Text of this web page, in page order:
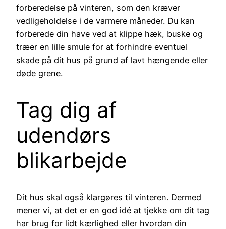
forberedelse på vinteren, som den kræver
vedligeholdelse i de varmere måneder. Du kan
forberede din have ved at klippe hæk, buske og
træer en lille smule for at forhindre eventuel
skade på dit hus på grund af lavt hængende eller
døde grene.
Tag dig af
udendørs
blikarbejde
Dit hus skal også klargøres til vinteren. Dermed
mener vi, at det er en god idé at tjekke om dit tag
har brug for lidt kærlighed eller hvordan din